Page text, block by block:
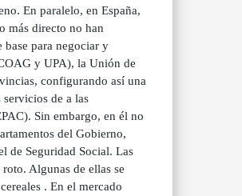
En paralelo, en España,
más directo no han
base para negociar y
y UPA), la Unión de
configurando así una
de a las
Sin embargo, en él no
del Gobierno,
de Seguridad Social. Las
Algunas de ellas se
. En el mercado